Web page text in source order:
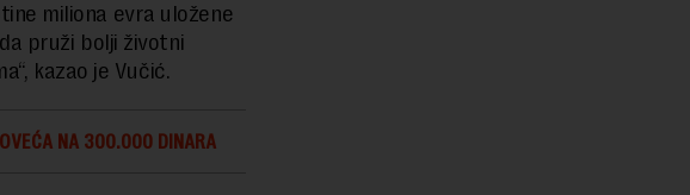
miliona evra uložene
pruži bolji životni
kazao je Vučić.
NA 300.000 DINARA